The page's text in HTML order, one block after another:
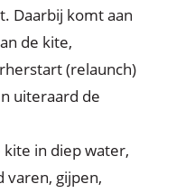
Daarbij komt aan
de kite,
(relaunch)
uiteraard de
in diep water,
varen, gijpen,